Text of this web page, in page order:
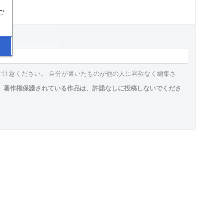
意ください。 自分が書いたものが他の人に容赦なく編集さ
著作権保護されている作品は、許諾なしに投稿しないでくださ